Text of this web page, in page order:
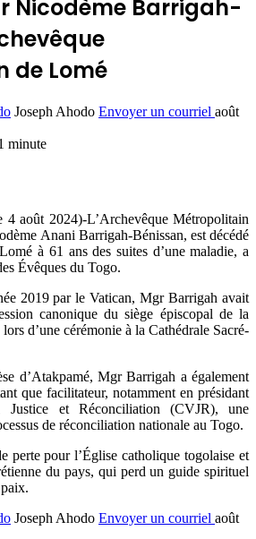
Nicodème Barrigah-
de Lomé
Joseph Ahodo Envoyer un courriel août
minute
août 2024)-L’Archevêque Métropolitain
Anani Barrigah-Bénissan, est décédé
à 61 ans des suites d’une maladie, a
Évêques du Togo.
2019 par le Vatican, Mgr Barrigah avait
canonique du siège épiscopal de la
d’une cérémonie à la Cathédrale Sacré-
d’Atakpamé, Mgr Barrigah a également
que facilitateur, notamment en présidant
Justice et Réconciliation (CVJR), une
de réconciliation nationale au Togo.
perte pour l’Église catholique togolaise et
du pays, qui perd un guide spirituel
Joseph Ahodo Envoyer un courriel août